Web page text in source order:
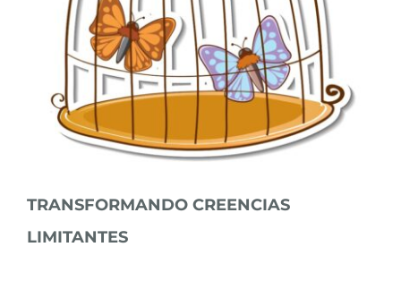
TRANSFORMANDO CREENCIAS
LIMITANTES